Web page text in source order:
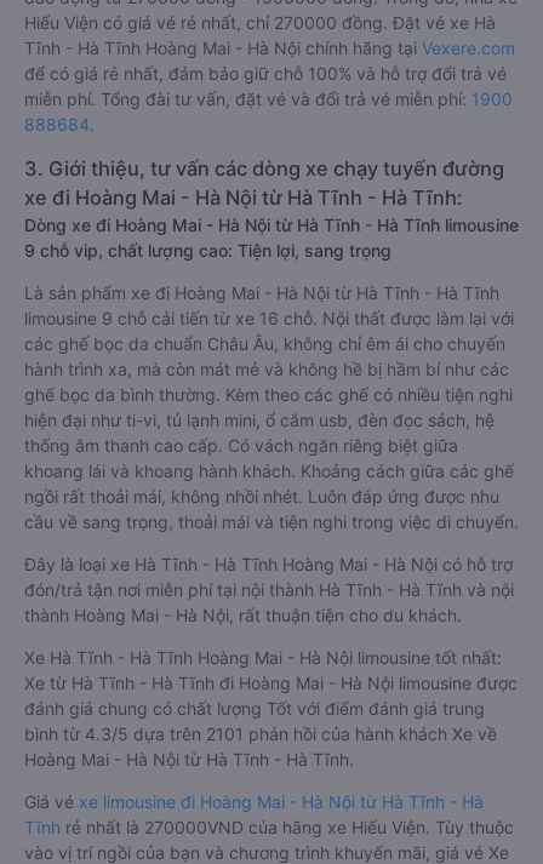
Hiếu Viện có giá vé rẻ nhất, chỉ 270000 đồng. Đặt vé xe Hà
Tĩnh - Hà Tĩnh Hoàng Mai - Hà Nội chính hãng tại Vexere.com
để có giá rẻ nhất, đảm bảo giữ chỗ 100% và hỗ trợ đổi trả vé
miễn phí. Tổng đài tư vấn, đặt vé và đổi trả vé miễn phí: 1900
888684.
3. Giới thiệu, tư vấn các dòng xe chạy tuyến đường
xe đi Hoàng Mai - Hà Nội từ Hà Tĩnh - Hà Tĩnh:
Dòng xe đi Hoàng Mai - Hà Nội từ Hà Tĩnh - Hà Tĩnh limousine
9 chỗ vip, chất lượng cao: Tiện lợi, sang trọng
Là sản phẩm xe đi Hoàng Mai - Hà Nội từ Hà Tĩnh - Hà Tĩnh
limousine 9 chỗ cải tiến từ xe 16 chỗ. Nội thất được làm lại với
các ghế bọc da chuẩn Châu Âu, không chỉ êm ái cho chuyến
hành trình xa, mà còn mát mẻ và không hề bị hầm bí như các
ghế bọc da bình thường. Kèm theo các ghế có nhiều tiện nghi
hiện đại như ti-vi, tủ lạnh mini, ổ cắm usb, đèn đọc sách, hệ
thống âm thanh cao cấp. Có vách ngăn riêng biệt giữa
khoang lái và khoang hành khách. Khoảng cách giữa các ghế
ngồi rất thoải mái, không nhồi nhét. Luôn đáp ứng được nhu
cầu về sang trọng, thoải mái và tiện nghi trong việc di chuyển.
Đây là loại xe Hà Tĩnh - Hà Tĩnh Hoàng Mai - Hà Nội có hỗ trợ
đón/trả tận nơi miễn phí tại nội thành Hà Tĩnh - Hà Tĩnh và nội
thành Hoàng Mai - Hà Nội, rất thuận tiện cho du khách.
Xe Hà Tĩnh - Hà Tĩnh Hoàng Mai - Hà Nội limousine tốt nhất:
Xe từ Hà Tĩnh - Hà Tĩnh đi Hoàng Mai - Hà Nội limousine được
đánh giá chung có chất lượng Tốt với điểm đánh giá trung
bình từ 4.3/5 dựa trên 2101 phản hồi của hành khách Xe về
Hoàng Mai - Hà Nội từ Hà Tĩnh - Hà Tĩnh.
Giá vé xe limousine đi Hoàng Mai - Hà Nội từ Hà Tĩnh - Hà
Tĩnh rẻ nhất là 270000VND của hãng xe Hiếu Viện. Tùy thuộc
vào vị trí ngồi của bạn và chương trình khuyến mãi, giá vé Xe